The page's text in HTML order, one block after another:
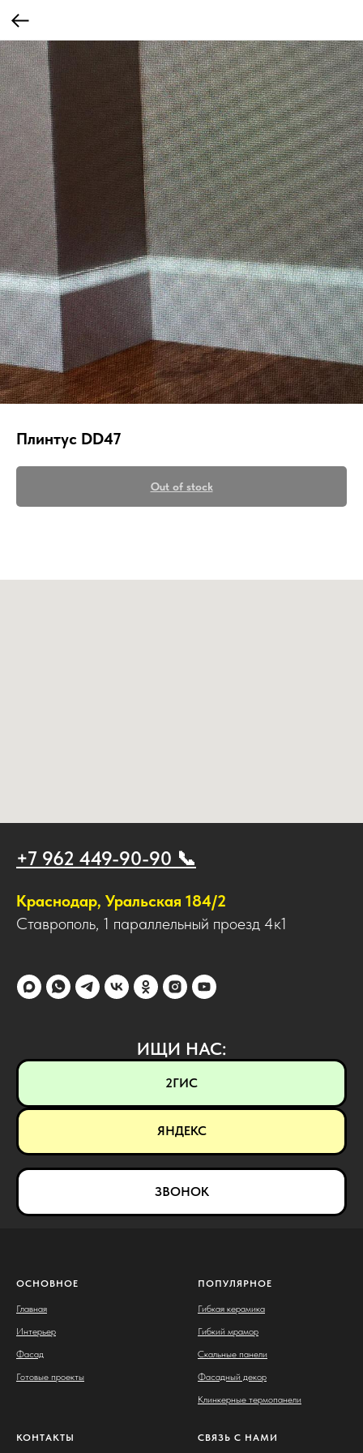
Плинтус DD47
Out of stock
+7 962 449-90-90 📞
Краснодар, Уральская 184/2
Ставрополь, 1 параллельный проезд 4к1
ИЩИ НАС:
2ГИС
ЯНДЕКС
ЗВОНОК
ОСНОВНОЕ
Главная
Интерьер
Фасад
Готовые проекты
ПОПУЛЯРНОЕ
Гибкая керамика
Гибкий мрамор
Скальные панели
Фасадный декор
Клинкерные термопанели
КОНТАКТЫ СВЯЗЬ С НАМИ